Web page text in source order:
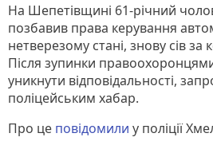
На Шепетівщині 61-річний
позбавив права керування
нетверезому стані, знову сів за
Після зупинки
уникнути відповідальності,
поліцейським хабар.
Про це повідомили у поліції